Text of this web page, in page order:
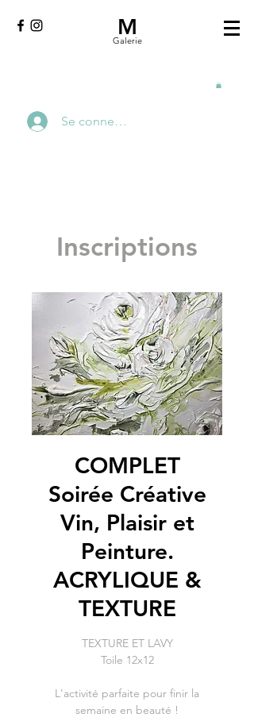
M
Galerie
Se connecter
Inscriptions
COMPLET
Soirée Créative
Vin, Plaisir et
Peinture.
ACRYLIQUE &
TEXTURE
TEXTURE ET LAVY
Toile 12x12
L'activité parfaite pour finir la
semaine en beauté !